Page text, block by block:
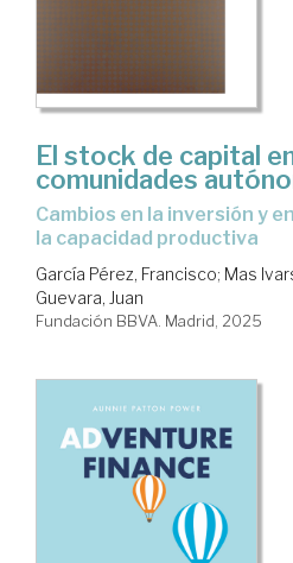
El stock de capital
comunidades
Cambios en la inversión y en el aprovechamiento de
la capacidad productiva
García Pérez, Francisco; Mas
Guevara, Juan
Fundación BBVA. Madrid, 2025